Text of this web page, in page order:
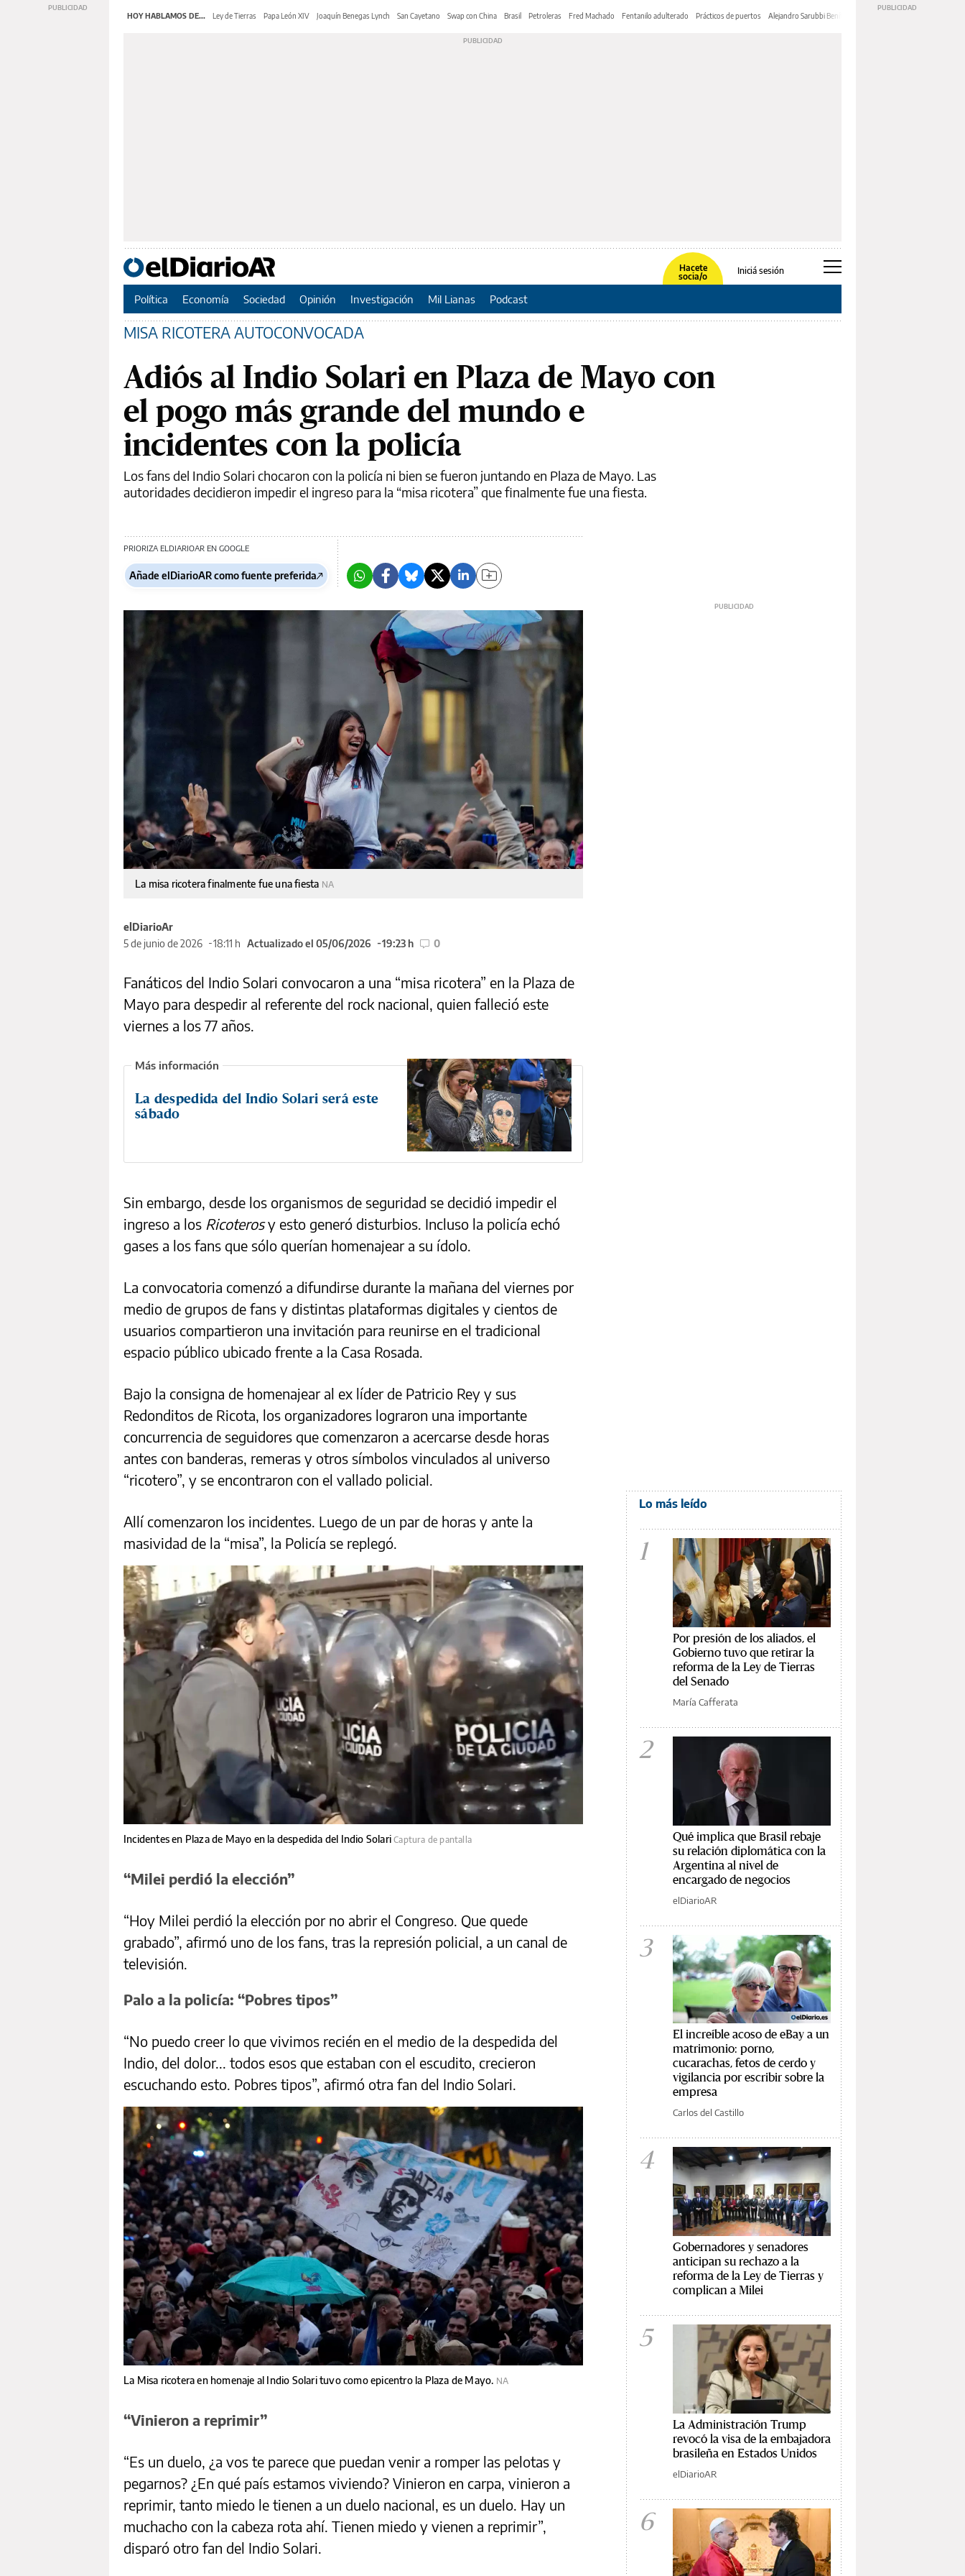
HOY HABLAMOS DE... Ley de Tierras Papa León XIV Joaquín Benegas Lynch San Cayetano Swap con China Brasil Petroleras Fred Machado Fentanilo adulterado Prácticos de puertos Alejandro Sarubbi Benítez
Hacete
socia/o
Iniciá sesión
Política Economía Sociedad Opinión Investigación Mil Lianas Podcast
MISA RICOTERA AUTOCONVOCADA
Adiós al Indio Solari en Plaza de Mayo con
el pogo más grande del mundo e
incidentes con la policía
Los fans del Indio Solari chocaron con la policía ni bien se fueron juntando en Plaza de Mayo. Las
autoridades decidieron impedir el ingreso para la “misa ricotera” que finalmente fue una fiesta.
PRIORIZA ELDIARIOAR EN GOOGLE
Añade elDiarioAR como fuente preferida
La misa ricotera finalmente fue una fiesta NA
elDiarioAr
5 de junio de 2026
18:11 h Actualizado el 05/06/2026 19:23 h 0
Fanáticos del Indio Solari convocaron a una “misa ricotera” en la Plaza de
Mayo para despedir al referente del rock nacional, quien falleció este
viernes a los 77 años.
La despedida del Indio Solari será este
sábado
Sin embargo, desde los organismos de seguridad se decidió impedir el
ingreso a los Ricoterosy esto generó disturbios. Incluso la policía echó
gases a los fans que sólo querían homenajear a su ídolo.
La convocatoria comenzó a difundirse durante la mañana del viernes por
medio de grupos de fans y distintas plataformas digitales y cientos de
usuarios compartieron una invitación para reunirse en el tradicional
espacio público ubicado frente a la Casa Rosada.
Bajo la consigna de homenajear al ex líder de Patricio Rey y sus
Redonditos de Ricota, los organizadores lograron una importante
concurrencia de seguidores que comenzaron a acercarse desde horas
antes con banderas, remeras y otros símbolos vinculados al universo
“ricotero”, y se encontraron con el vallado policial.
Allí comenzaron los incidentes. Luego de un par de horas y ante la
masividad de la “misa”, la Policía se replegó.
Incidentes en Plaza de Mayo en la despedida del Indio SolariCaptura de pantalla
“Milei perdió la elección”
“Hoy Milei perdió la elección por no abrir el Congreso. Que quede
grabado”, afirmó uno de los fans, tras la represión policial, a un canal de
televisión.
Palo a la policía: “Pobres tipos”
“No puedo creer lo que vivimos recién en el medio de la despedida del
Indio, del dolor... todos esos que estaban con el escudito, crecieron
escuchando esto. Pobres tipos”, afirmó otra fan del Indio Solari.
La Misa ricotera en homenaje al Indio Solari tuvo como epicentro la Plaza de Mayo. NA
“Vinieron a reprimir”
“Es un duelo, ¿a vos te parece que puedan venir a romper las pelotas y
pegarnos? ¿En qué país estamos viviendo? Vinieron en carpa, vinieron a
reprimir, tanto miedo le tienen a un duelo nacional, es un duelo. Hay un
muchacho con la cabeza rota ahí. Tienen miedo y vienen a reprimir”,
disparó otro fan del Indio Solari.
Lo más leído
1
Por presión de los aliados, el
Gobierno tuvo que retirar la
reforma de la Ley de Tierras
del Senado
María Cafferata
2
Qué implica que Brasil rebaje
su relación diplomática con la
Argentina al nivel de
encargado de negocios
elDiarioAR
3
El increíble acoso de eBay a un
matrimonio: porno,
cucarachas, fetos de cerdo y
vigilancia por escribir sobre la
empresa
Carlos del Castillo
4
Gobernadores y senadores
anticipan su rechazo a la
reforma de la Ley de Tierras y
complican a Milei
5
La Administración Trump
revocó la visa de la embajadora
brasileña en Estados Unidos
elDiarioAR
6